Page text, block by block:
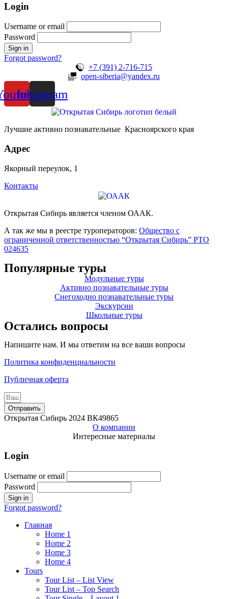
Login
Username or email
Password
Forgot password?
+7 (391) 2-716-715
open-siberia@yandex.ru
Instagram
Лучшие активно познавательные Красноярского края
Адрес
Якорный переулок, 1
Контакты
Открытая Сибирь является членом ОААК.
А так же мы в реестре туроператоров: Общество с
ограниченной ответственностью “Открытая Сибирь” РТО
024635
Популярные туры
Модульные туры
Активно познавательные туры
Снегоходно познавательные туры
Экскурсии
Школьные туры
Остались вопросы
Напишите нам. И мы ответим на все ваши вопросы
Политика конфиденциальности
Публичная оферта
Отправить
Открытая Сибирь 2024 ВК49865
О компании
Интересные материалы
Login
Username or email
Password
Forgot password?
Главная
Home 1
Home 2
Home 3
Home 4
Tours
Tour List – List View
Tour List – Top Search